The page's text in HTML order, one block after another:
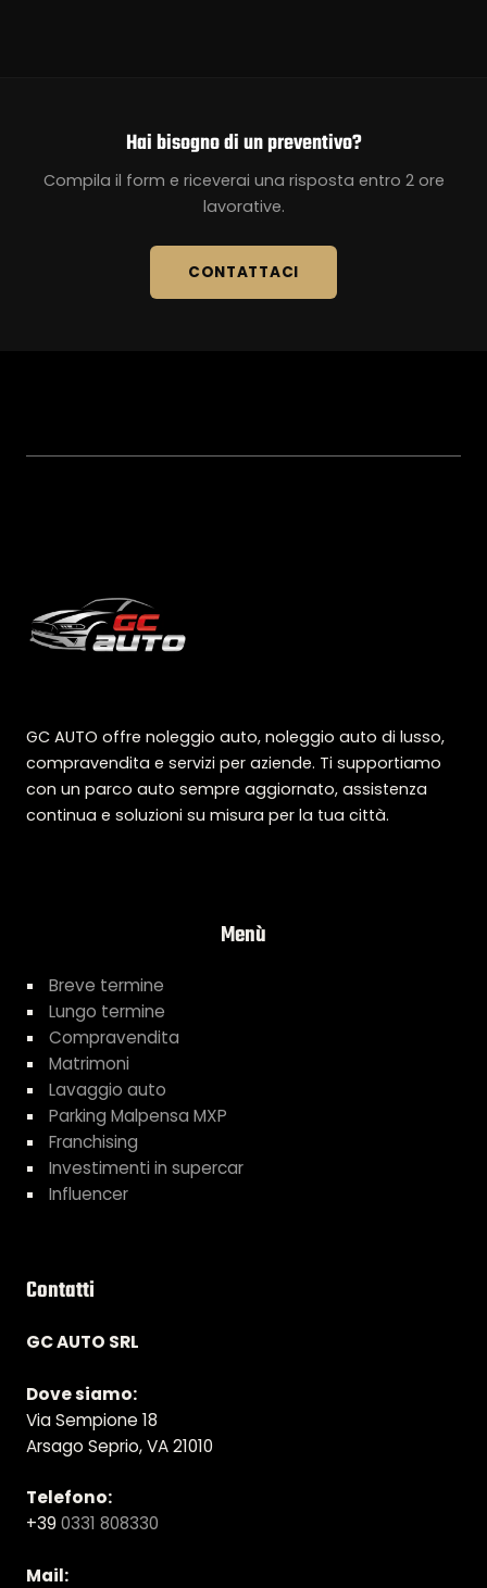
Hai bisogno di un preventivo?
Compila il form e riceverai una risposta entro 2 ore
lavorative.
CONTATTACI
GC AUTO offre noleggio auto, noleggio auto di lusso,
compravendita e servizi per aziende. Ti supportiamo
con un parco auto sempre aggiornato, assistenza
continua e soluzioni su misura per la tua città.
Menù
Breve termine
Lungo termine
Compravendita
Matrimoni
Lavaggio auto
Parking Malpensa MXP
Franchising
Investimenti in supercar
Influencer
Contatti
GC AUTO SRL
Dove siamo:
Via Sempione 18
Arsago Seprio, VA 21010
Telefono:
+39 0331 808330
Mail: